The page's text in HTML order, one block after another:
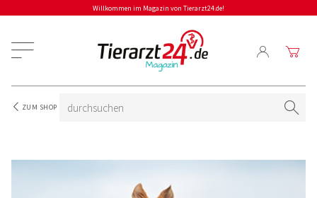
Willkommen im Magazin von Tierarzt24.de!
ZUM SHOP